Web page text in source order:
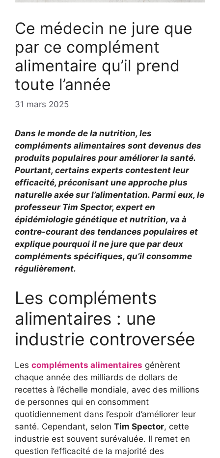
Ce médecin ne jure que
par ce complément
alimentaire qu’il prend
toute l’année
31 mars 2025
Dans le monde de la nutrition, les
compléments alimentaires sont devenus des
produits populaires pour améliorer la santé.
Pourtant, certains experts contestent leur
efficacité, préconisant une approche plus
naturelle axée sur l’alimentation. Parmi eux, le
professeur Tim Spector, expert en
épidémiologie génétique et nutrition, va à
contre-courant des tendances populaires et
explique pourquoi il ne jure que par deux
compléments spécifiques, qu’il consomme
régulièrement.
Les compléments
alimentaires : une
industrie controversée
Les compléments alimentaires génèrent
chaque année des milliards de dollars de
recettes à l’échelle mondiale, avec des millions
de personnes qui en consomment
quotidiennement dans l’espoir d’améliorer leur
santé. Cependant, selon Tim Spector, cette
industrie est souvent surévaluée. Il remet en
question l’efficacité de la majorité des